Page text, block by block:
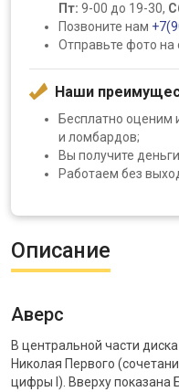
Пт: 9-00 до 19-30,
Позвоните нам
Отправьте фото на
Наши
Бесплатно оценим
и ломбардов;
Вы получите
Работаем без
Описание
Аверс
В центральной части
Николая Первого
цифры I). Вверху показана